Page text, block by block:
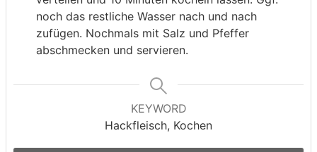
noch das restliche Wasser nach und nach
zufügen. Nochmals mit Salz und Pfeffer
abschmecken und servieren.
KEYWORD
Hackfleisch, Kochen